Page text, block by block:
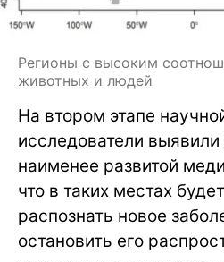
Регионы с высоким
животных и людей
На втором этапе
исследователи
наименее развитой
что в таких местах
распознать новое
остановить его